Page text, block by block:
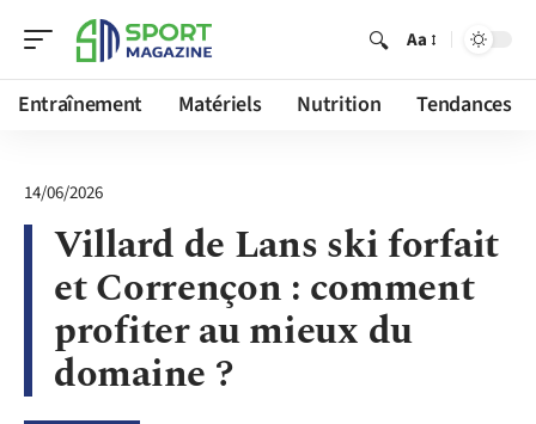
Aa
Entraînement Matériels Nutrition Tendances
14/06/2026
Villard de Lans ski forfait
et Corrençon : comment
profiter au mieux du
domaine ?